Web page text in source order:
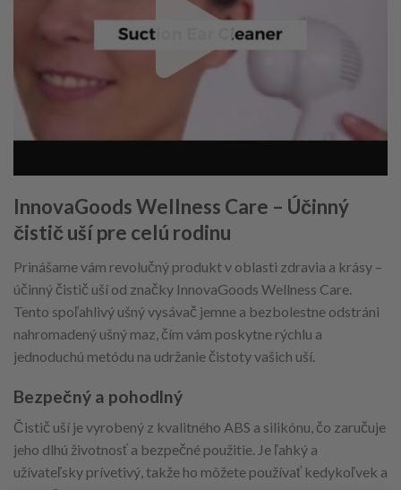
InnovaGoods Wellness Care – Účinný
čistič uší pre celú rodinu
Prinášame vám revolučný produkt v oblasti zdravia a krásy –
účinný čistič uší od značky InnovaGoods Wellness Care.
Tento spoľahlivý ušný vysávač jemne a bezbolestne odstráni
nahromadený ušný maz, čím vám poskytne rýchlu a
jednoduchú metódu na udržanie čistoty vašich uší.
Bezpečný a pohodlný
Čistič uší je vyrobený z kvalitného ABS a silikónu, čo zaručuje
jeho dlhú životnosť a bezpečné použitie. Je ľahký a
užívateľsky prívetivý, takže ho môžete používať kedykoľvek a